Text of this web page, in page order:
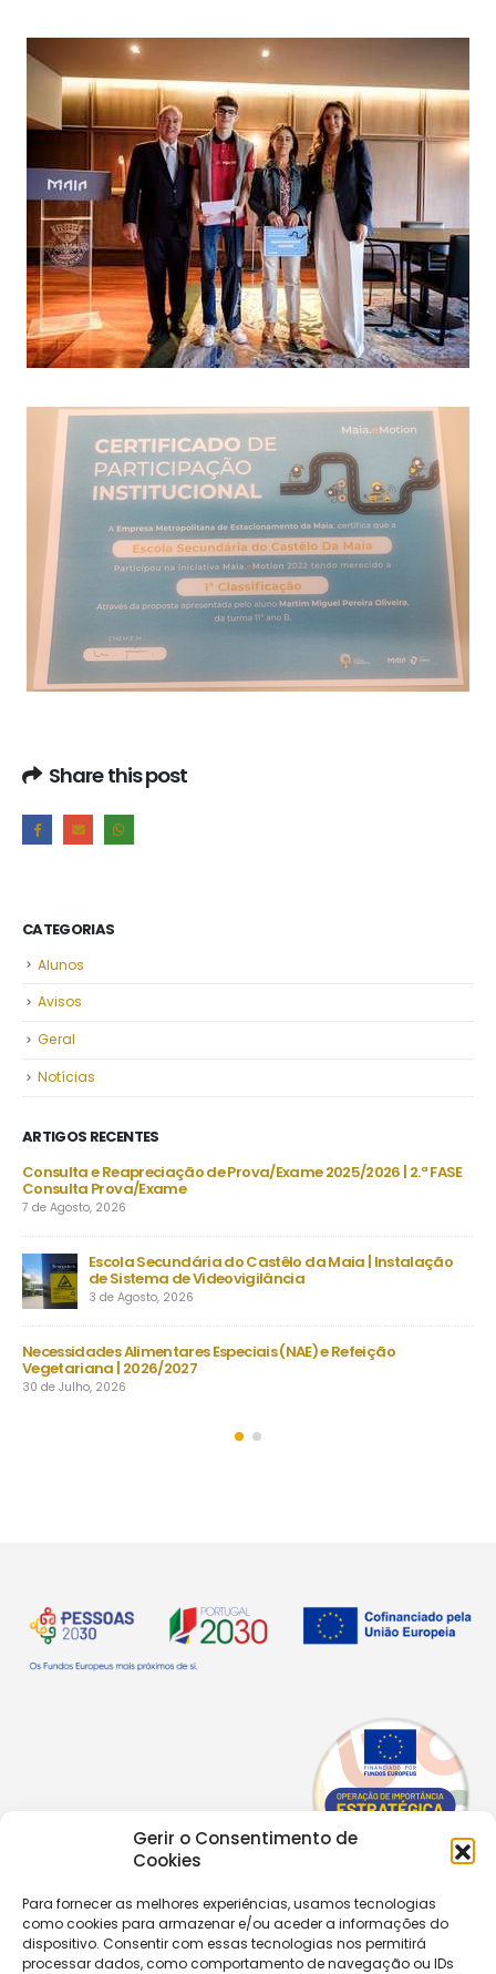
Gerir o Consentimento de
Cookies
Para fornecer as melhores experiências, usamos tecnologias
como cookies para armazenar e/ou aceder a informações do
dispositivo. Consentir com essas tecnologias nos permitirá
processar dados, como comportamento de navegação ou IDs
Share this post
CATEGORIAS
Alunos
Avisos
Geral
Notícias
ARTIGOS RECENTES
Projeto “BONJOUR, LE FRANÇAIS!” | “LES CHEVALIERS DU
TEMPS”
30 de Julho, 2026
Despacho Normativo n.º 8-B/2026 | Época extraordinária –
setembro | Exames finais nacionais ensino secundário
23 de Julho, 2026
Manuais Escolares 2026/27 | Vouchers e manuais reutilizáveis
22 de Julho, 2026
Copyright © 2026 |
Equipa de Comunicação Digital
Política de Privacidade| PPPDPAECM|PPRCIC